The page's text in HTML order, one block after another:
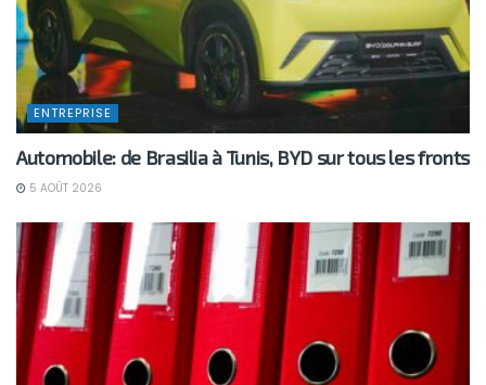
ENTREPRISE
Automobile: de Brasilia à Tunis, BYD sur tous les fronts
5 AOÛT 2026